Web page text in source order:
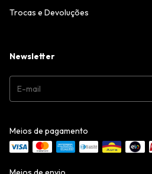
Trocas e Devoluções
Newsletter
Meios de pagamento